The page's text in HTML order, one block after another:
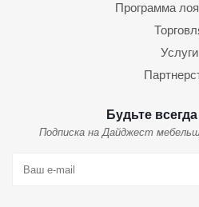
Программа
Услуги
Будьте
Подписка на Дайджест